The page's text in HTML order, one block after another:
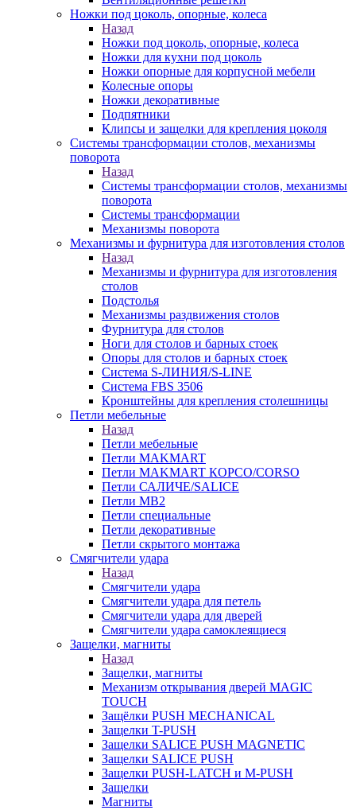
Ножки под цоколь, опорные, колеса
Назад
Ножки под цоколь, опорные, колеса
Ножки для кухни под цоколь
Ножки опорные для корпусной мебели
Колесные опоры
Ножки декоративные
Подпятники
Клипсы и защелки для крепления цоколя
Системы трансформации столов, механизмы
поворота
Назад
Системы трансформации столов, механизмы
поворота
Системы трансформации
Механизмы поворота
Механизмы и фурнитура для изготовления столов
Назад
Механизмы и фурнитура для изготовления
столов
Подстолья
Механизмы раздвижения столов
Фурнитура для столов
Ноги для столов и барных стоек
Опоры для столов и барных стоек
Система S-ЛИНИЯ/S-LINE
Система FBS 3506
Кронштейны для крепления столешницы
Петли мебельные
Назад
Петли мебельные
Петли MAKMART
Петли MAKMART КОРСО/CORSO
Петли САЛИЧЕ/SALICE
Петли MB2
Петли специальные
Петли декоративные
Петли скрытого монтажа
Смягчители удара
Назад
Смягчители удара
Смягчители удара для петель
Смягчители удара для дверей
Cмягчители удара самоклеящиеся
Защелки, магниты
Назад
Защелки, магниты
Механизм открывания дверей MAGIC
TOUCH
Защёлки PUSH MECHANICAL
Защелки T-PUSH
Защелки SALICE PUSH MAGNETIC
Защелки SALICE PUSH
Защелки PUSH-LATCH и M-PUSH
Защелки
Магниты